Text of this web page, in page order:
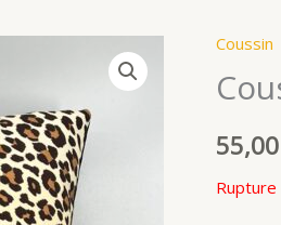
Coussin
55,00